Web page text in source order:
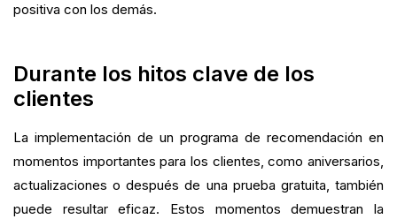
positiva con los demás.
Durante los hitos clave de los
clientes
La implementación de un programa de recomendación en
momentos importantes para los clientes, como aniversarios,
actualizaciones o después de una prueba gratuita, también
puede resultar eficaz. Estos momentos demuestran la